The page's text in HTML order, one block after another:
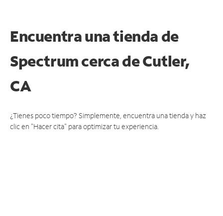
Encuentra una tienda de
Spectrumcerca de Cutler,
CA
¿Tienes poco tiempo? Simplemente, encuentra una tienda y haz
clic en "Hacer cita" para optimizar tu experiencia.